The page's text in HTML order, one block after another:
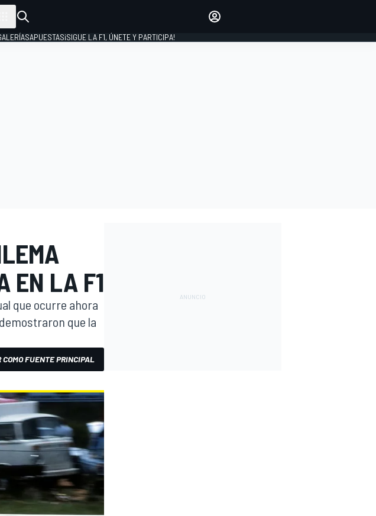
APUESTAS¡SIGUE LA F1, ÚNETE Y PARTICIPA!
EN LA F1
que ocurre ahora
que la
COMO FUENTE PRINCIPAL